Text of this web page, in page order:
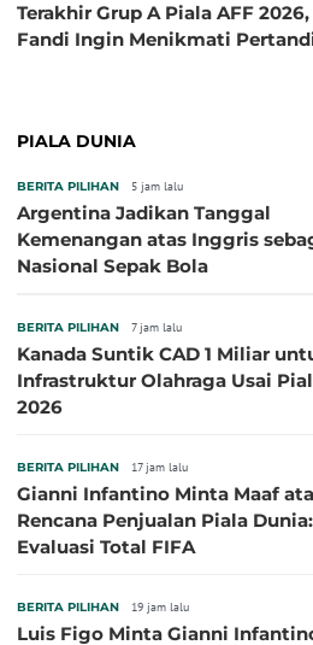
Terakhir Grup A Piala AFF
Fandi Ingin Menikmati
PIALA DUNIA
BERITA PILIHAN 5 jam lalu
Argentina Jadikan Tanggal
Kemenangan atas Inggris
Nasional Sepak Bola
BERITA PILIHAN 7 jam lalu
Kanada Suntik CAD 1 Miliar
Infrastruktur Olahraga Usai
2026
BERITA PILIHAN 17 jam lalu
Gianni Infantino Minta Maaf
Rencana Penjualan Piala
Evaluasi Total FIFA
BERITA PILIHAN 19 jam lalu
Luis Figo Minta Gianni